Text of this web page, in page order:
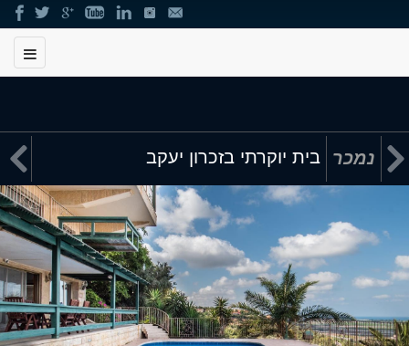
תוכן
מרכזי,
באפשרותך
כדי
לדלג
לאזור
הבא
 נמכר בית יוקרתי בזכרון יעקב 